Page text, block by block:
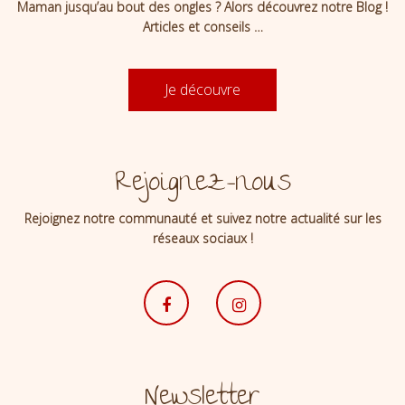
Maman jusqu’au bout des ongles ? Alors découvrez notre Blog !
Articles et conseils …
Je découvre
Rejoignez-nous
Rejoignez notre communauté et suivez notre actualité sur les
réseaux sociaux !